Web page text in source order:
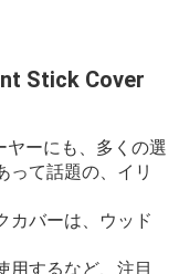
Stick Cover
ヤーにも、多くの選
って話題の、イリ
カバーは、ウッド
用するなど、注目